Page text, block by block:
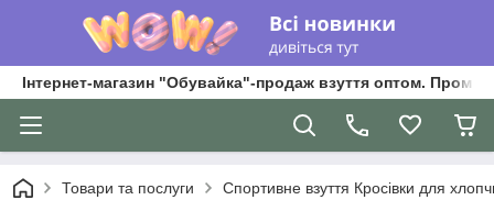
Інтернет-магазин "Обувайка"-продаж взуття оптом.
Товари та послуги Спортивне взуття Кросівки для